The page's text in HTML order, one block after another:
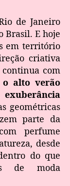
de Janeiro
Brasil. E hoje
em território
criativa
com
o alto verão
geométricas
parte da
perfume
desde
do que
de moda